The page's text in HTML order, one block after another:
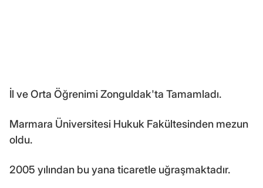
İl ve Orta Öğrenimi Zonguldak'ta Tamamladı.
Marmara Üniversitesi Hukuk Fakültesinden mezun
oldu.
2005 yılından bu yana ticaretle uğraşmaktadır.